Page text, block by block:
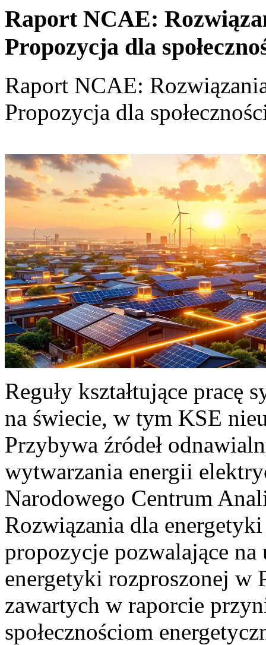
Raport NCAE:
Propozycja dla
Raport NCAE:
Propozycja dla
Reguły kształtujące pracę
na świecie, w tym KSE
Przybywa źródeł
wytwarzania energii
Narodowego Centrum
Rozwiązania dla
propozycje pozwalające
energetyki rozproszonej w
zawartych w raporcie
społecznościom